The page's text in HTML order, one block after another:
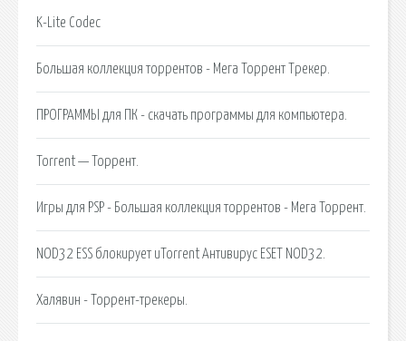
K-Lite Codec
Большая коллекция торрентов - Мега Торрент Трекер.
ПРОГРАММЫ для ПК - скачать программы для компьютера.
Torrent — Торрент.
Игры для PSP - Большая коллекция торрентов - Мега Торрент.
NOD32 ESS блокирует uTorrent Антивирус ESET NOD32.
Халявин - Торрент-трекеры.